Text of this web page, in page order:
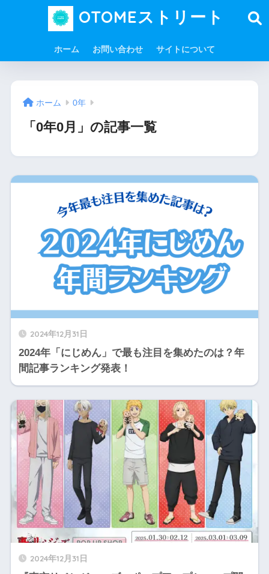
OTOMEストリート
ホーム お問い合わせ サイトについて
ホーム 0年
「0年0月」の記事一覧
2024年12月31日
2024年「にじめん」で最も注目を集めたのは？年
間記事ランキング発表！
2024年12月31日